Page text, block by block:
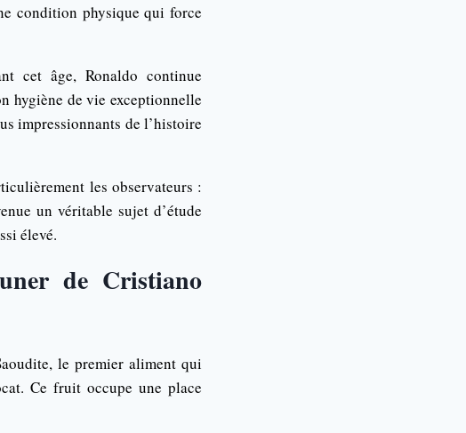
condition physique qui force
cet âge, Ronaldo continue
hygiène de vie exceptionnelle
impressionnants de l’histoire
les observateurs :
un véritable sujet d’étude
élevé.
de Cristiano
le premier aliment qui
Ce fruit occupe une place